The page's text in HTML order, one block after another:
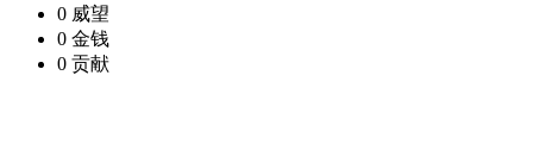
0 威望
0 金钱
0 贡献